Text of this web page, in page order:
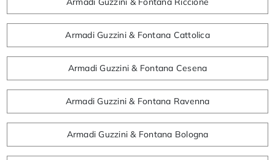
Armadi Guzzini & Fontana Cattolica
Armadi Guzzini & Fontana Cesena
Armadi Guzzini & Fontana Ravenna
Armadi Guzzini & Fontana Bologna